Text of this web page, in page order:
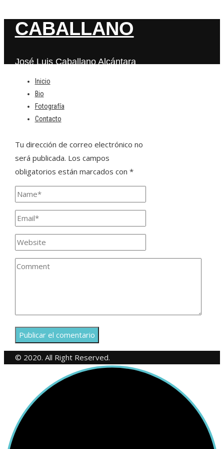
CABALLANO
José Luis Caballano Alcántara
Inicio
Bio
Fotografía
Contacto
Deja una respuesta
Tu dirección de correo electrónico no
será publicada. Los campos
obligatorios están marcados con *
© 2020. All Right Reserved.